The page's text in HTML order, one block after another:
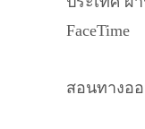
FaceTime
สอนทางอ